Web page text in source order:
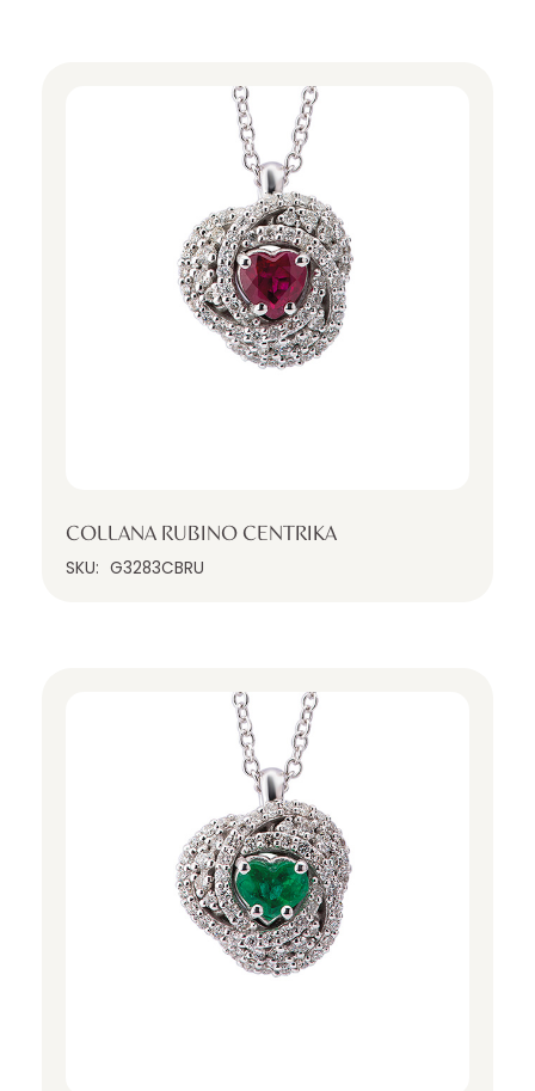
COLLANA RUBINO CENTRIKA
SKU: G3283CBRU